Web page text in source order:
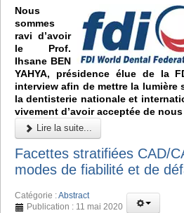
Nous
sommes
ravi d’avoir
le Prof.
Ihsane BEN
YAHYA, présidence élue de la
interview afin de mettre la lumière
la dentisterie nationale et
vivement d’avoir acceptée de
Lire la suite...
Facettes stratifiées CAD/
modes de fiabilité et de
Catégorie :Abstract
Publication : 11 mai 2020